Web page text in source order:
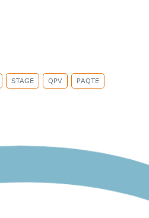
STAGE QPV PAQTE